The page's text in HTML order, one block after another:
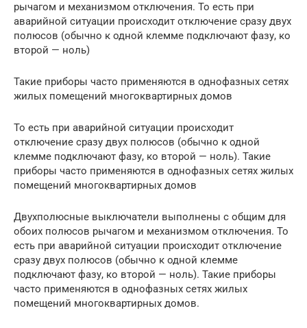
рычагом и механизмом отключения. То есть при
аварийной ситуации происходит отключение сразу двух
полюсов (обычно к одной клемме подключают фазу, ко
второй — ноль)
Такие приборы часто применяются в однофазных сетях
жилых помещений многоквартирных домов
То есть при аварийной ситуации происходит
отключение сразу двух полюсов (обычно к одной
клемме подключают фазу, ко второй — ноль). Такие
приборы часто применяются в однофазных сетях жилых
помещений многоквартирных домов
Двухполюсные выключатели выполнены с общим для
обоих полюсов рычагом и механизмом отключения. То
есть при аварийной ситуации происходит отключение
сразу двух полюсов (обычно к одной клемме
подключают фазу, ко второй — ноль). Такие приборы
часто применяются в однофазных сетях жилых
помещений многоквартирных домов.